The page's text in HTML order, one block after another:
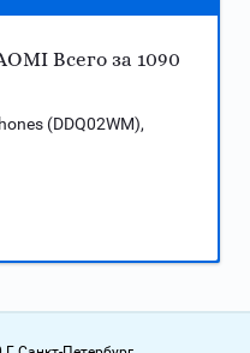
Всего за 1090